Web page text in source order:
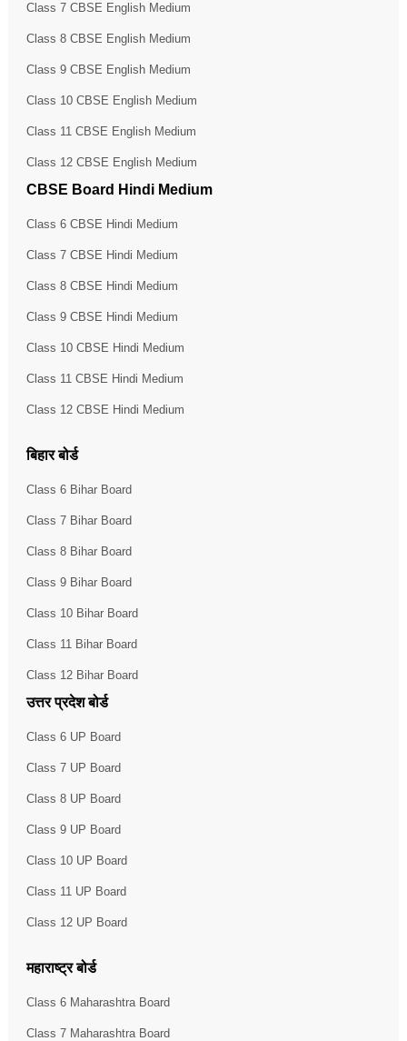
Class 7 CBSE English Medium
Class 8 CBSE English Medium
Class 9 CBSE English Medium
Class 10 CBSE English Medium
Class 11 CBSE English Medium
Class 12 CBSE English Medium
CBSE Board Hindi Medium
Class 6 CBSE Hindi Medium
Class 7 CBSE Hindi Medium
Class 8 CBSE Hindi Medium
Class 9 CBSE Hindi Medium
Class 10 CBSE Hindi Medium
Class 11 CBSE Hindi Medium
Class 12 CBSE Hindi Medium
बिहार बोर्ड
Class 6 Bihar Board
Class 7 Bihar Board
Class 8 Bihar Board
Class 9 Bihar Board
Class 10 Bihar Board
Class 11 Bihar Board
Class 12 Bihar Board
उत्तर प्रदेश बोर्ड
Class 6 UP Board
Class 7 UP Board
Class 8 UP Board
Class 9 UP Board
Class 10 UP Board
Class 11 UP Board
Class 12 UP Board
महाराष्ट्र बोर्ड
Class 6 Maharashtra Board
Class 7 Maharashtra Board